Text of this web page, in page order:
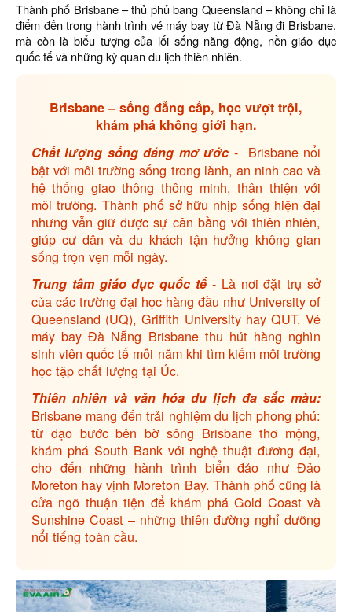
Thành phố Brisbane – thủ phủ bang Queensland – không chỉ là
điểm đến trong hành trình vé máy bay từ Đà Nẵng đi Brisbane,
mà còn là biểu tượng của lối sống năng động, nền giáo dục
quốc tế và những kỳ quan du lịch thiên nhiên.
Brisbane – sống đẳng cấp, học vượt trội,
khám phá không giới hạn.
Chất lượng sống đáng mơ ước - Brisbane nổi
bật với môi trường sống trong lành, an ninh cao và
hệ thống giao thông thông minh, thân thiện với
môi trường. Thành phố sở hữu nhịp sống hiện đại
nhưng vẫn giữ được sự cân bằng với thiên nhiên,
giúp cư dân và du khách tận hưởng không gian
sống trọn vẹn mỗi ngày.
Trung tâm giáo dục quốc tế- Là nơi đặt trụ sở
của các trường đại học hàng đầu như University of
Queensland (UQ), Griffith University hay QUT. Vé
máy bay Đà Nẵng Brisbane thu hút hàng nghìn
sinh viên quốc tế mỗi năm khi tìm kiếm môi trường
học tập chất lượng tại Úc.
Thiên nhiên và văn hóa du lịch đa sắc màu:
Brisbane mang đến trải nghiệm du lịch phong phú:
từ dạo bước bên bờ sông Brisbane thơ mộng,
khám phá South Bank với nghệ thuật đương đại,
cho đến những hành trình biển đảo như Đảo
Moreton hay vịnh Moreton Bay. Thành phố cũng là
cửa ngõ thuận tiện để khám phá Gold Coast và
Sunshine Coast – những thiên đường nghỉ dưỡng
nổi tiếng toàn cầu.